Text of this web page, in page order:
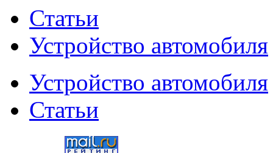
Статьи
Устройство автомобиля
Устройство автомобиля
Статьи